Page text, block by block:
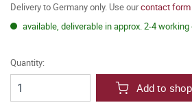
Delivery to Germany only. Use ourcontact form
available, deliverable in approx. 2-4 working
Quantity:
Add to